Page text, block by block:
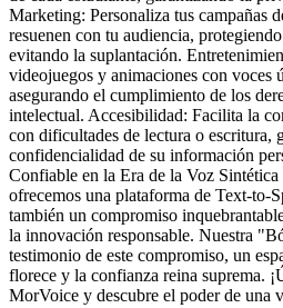
Marketing: Personaliza tus campañas
resuenen con tu audiencia,
evitando la suplantación.
videojuegos y animaciones con voces
asegurando el cumplimiento de los
intelectual. Accesibilidad: Facilita la
con dificultades de lectura o escritura,
confidencialidad de su información
Confiable en la Era de la Voz
ofrecemos una plataforma de Text-to-
también un compromiso
la innovación responsable. Nuestra
testimonio de este compromiso, un
florece y la confianza reina suprema.
MorVoice y descubre el poder de una